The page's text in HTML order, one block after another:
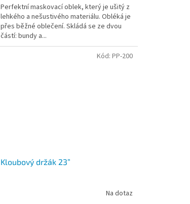
Perfektní maskovací oblek, který je ušitý z
lehkého a nešustivého materiálu. Obléká je
přes běžné oblečení. Skládá se ze dvou
částí: bundy a...
Kloubový držák 23”
Na dotaz
Kód: PP-200